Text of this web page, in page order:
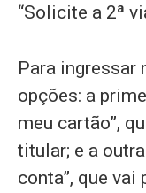
“Solicite a 2ª
Para ingressar
opções: a
meu cartão”,
titular; e a
conta”, que